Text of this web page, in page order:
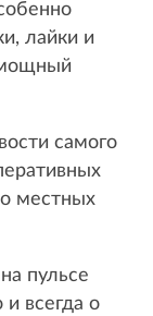
лайки и
самого
местных
пульсе
всегда о